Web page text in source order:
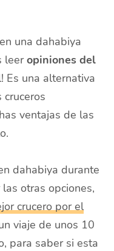
una dahabiya
leeropiniones del
Es una alternativa
ventajas de las
dahabiya durante
otras opciones,
crucero por el
viaje de unos 10
para saber si esta